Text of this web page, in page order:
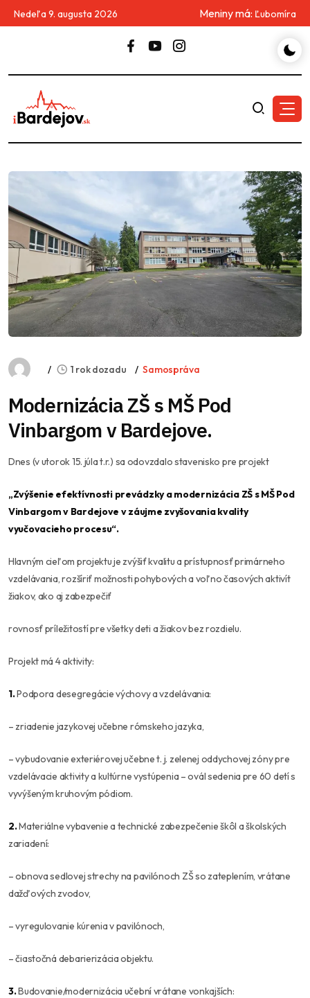
Nedeľa 9. augusta 2026 Meniny má: Ľubomíra
1 rok dozadu Samospráva
Modernizácia ZŠ s MŠ Pod
Vinbargom v Bardejove.
Dnes (v utorok 15. júla t.r.) sa odovzdalo stavenisko pre projekt
„Zvýšenie efektívnosti prevádzky a modernizácia ZŠ s MŠ Pod
Vinbargom v Bardejove v záujme zvyšovania kvality
vyučovacieho procesu“.
Hlavným cieľom projektu je zvýšiť kvalitu a prístupnosť primárneho
vzdelávania, rozšíriť možnosti pohybových a voľno časových aktivít
žiakov, ako aj zabezpečiť
rovnosť príležitostí pre všetky deti a žiakov bez rozdielu.
Projekt má 4 aktivity:
1.Podpora desegregácie výchovy a vzdelávania:
– zriadenie jazykovej učebne rómskeho jazyka,
– vybudovanie exteriérovej učebne t. j. zelenej oddychovej zóny pre
vzdelávacie aktivity a kultúrne vystúpenia – ovál sedenia pre 60 detí s
vyvýšeným kruhovým pódiom.
2.Materiálne vybavenie a technické zabezpečenie škôl a školských
zariadení:
– obnova sedlovej strechy na pavilónoch ZŠ so zateplením, vrátane
dažďových zvodov,
– vyregulovanie kúrenia v pavilónoch,
– čiastočná debarierizácia objektu.
3.Budovanie/modernizácia učební vrátane vonkajších: